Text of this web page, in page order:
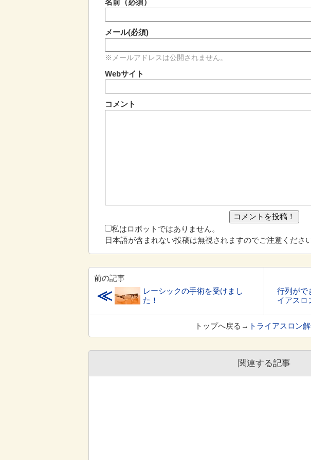
名前（必須）
メール(必須)
※メールアドレスは公開されません。
Webサイト
コメント
私はロボットではありません。
日本語が含まれない投稿は無視されますのでご注意くださ
前の記事
≪
レーシックの手術を受けまし
た！
行列がで
イアスロ
トップへ戻る→ トライアスロン
関連する記事